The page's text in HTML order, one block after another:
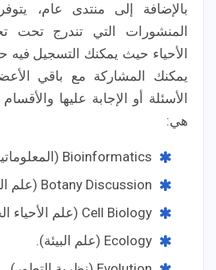
بالإضافة إلى منتدى عام،
المنشورات التي تندرج تحت
الأحياء حيث يمكنك التسجيل
يمكنك المشاركة مع باقي
الأسئلة أو الإجابة عليها
هي:
Bioinformatics (المعلوماتية الحيوية).
Botany Discussion (علم النبات).
Cell Biology (علم الأحياء الخلوي).
Ecology (علم البيئة).